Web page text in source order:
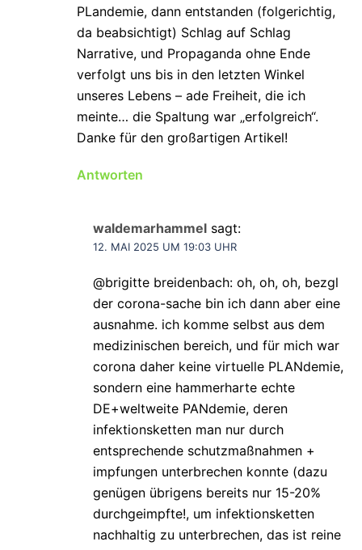
PLandemie, dann entstanden (folgerichtig,
da beabsichtigt) Schlag auf Schlag
Narrative, und Propaganda ohne Ende
verfolgt uns bis in den letzten Winkel
unseres Lebens – ade Freiheit, die ich
meinte… die Spaltung war „erfolgreich“.
Danke für den großartigen Artikel!
Antworten
waldemarhammel sagt:
12. MAI 2025 UM 19:03 UHR
@brigitte breidenbach: oh, oh, oh, bezgl
der corona-sache bin ich dann aber eine
ausnahme. ich komme selbst aus dem
medizinischen bereich, und für mich war
corona daher keine virtuelle PLANdemie,
sondern eine hammerharte echte
DE+weltweite PANdemie, deren
infektionsketten man nur durch
entsprechende schutzmaßnahmen +
impfungen unterbrechen konnte (dazu
genügen übrigens bereits nur 15-20%
durchgeimpfte!, um infektionsketten
nachhaltig zu unterbrechen, das ist reine